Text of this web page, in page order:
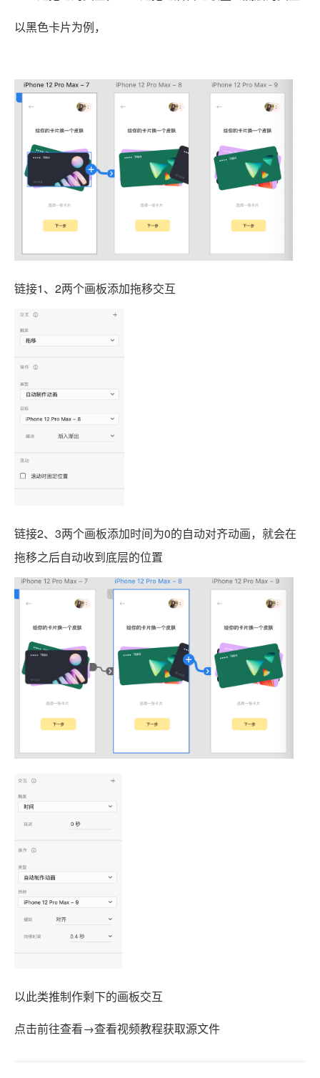
以黑色卡片为例，
链接1、2两个画板添加拖移交互
链接2、3两个画板添加时间为0的自动对齐动画，就会在
拖移之后自动收到底层的位置
以此类推制作剩下的画板交互
点击前往查看→查看视频教程获取源文件